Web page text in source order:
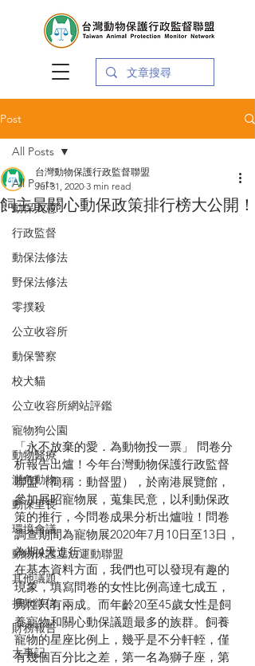
Post
All Posts
動保入憲
行政監督
動保法修法
野保法修法
零撲殺
公立收容所
動保警察
校犬貓
公立收容所網站評鑑
寵物狗公園
動物醫療
瀕危動物
動保里長
環境會議
動物保護立法運動聯盟
其他議題
捐款徵信
財務報告
大事記
All Posts
飼主最關心動保政策排行榜大公開！
台灣動物保護行政監督聯盟
Jul 31, 2020 3 min read
「永不放棄的愛．為動物投一票」 問卷分
析報告出爐！今年台灣動物保護行政監督
聯盟（簡稱：動督盟），於南港展覽館，
參加展昭寵物展，蒐集民意，以利動保政
策的推行，今問卷成果分析出爐啦！問卷
調查期間為寵物展2020年7月10日至13日，
為期4天進行。
在基本資料方面，我們也可以發現有趣的
現象，填寫問卷的女性比例高達七成五，
男性只有兩成。而年齡20至45歲女性是飼
養寵物和關心動保議題最多的族群。飼養
寵物的星座比例上，幾乎是不分軒輊，僅
有幾個百分比之差，第一名為獅子座，第